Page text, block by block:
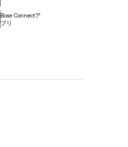
Bose Connectア
プリ